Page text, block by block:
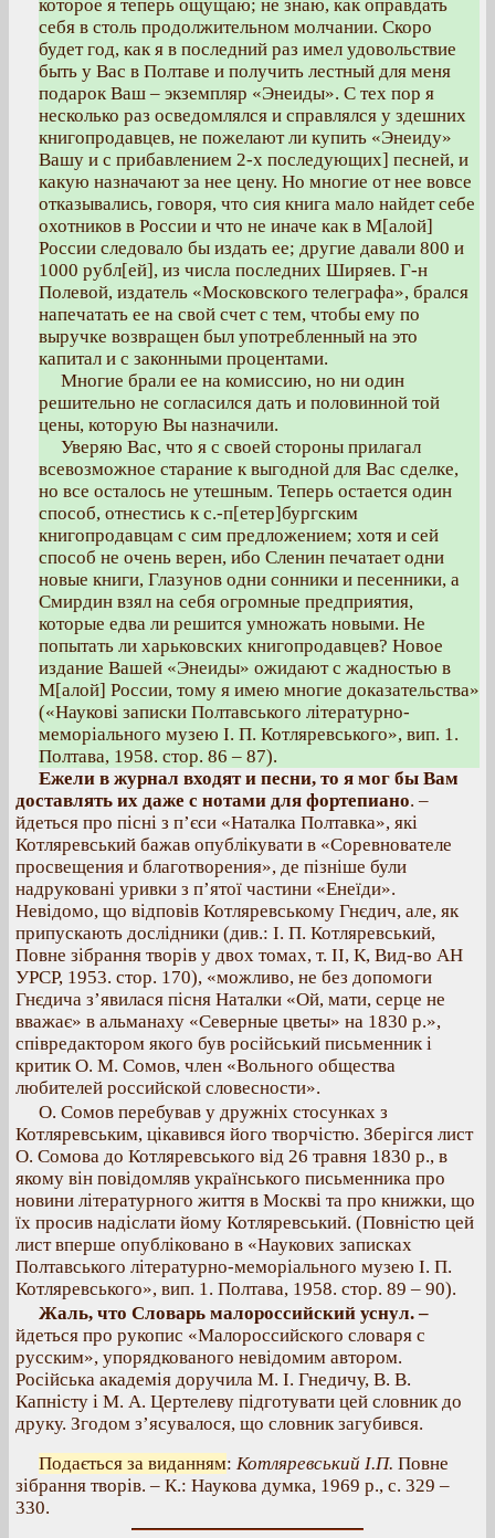
которое я теперь ощущаю; не знаю, как оправдать
себя в столь продолжительном молчании. Скоро
будет год, как я в последний раз имел удовольствие
быть у Вас в Полтаве и получить лестный для меня
подарок Ваш – экземпляр «Энеиды». С тех пор я
несколько раз осведомлялся и справлялся у здешних
книгопродавцев, не пожелают ли купить «Энеиду»
Вашу и с прибавлением 2-х последующих] песней, и
какую назначают за нее цену. Но многие от нее вовсе
отказывались, говоря, что сия книга мало найдет себе
охотников в России и что не иначе как в М[алой]
России следовало бы издать ее; другие давали 800 и
1000 рубл[ей], из числа последних Ширяев. Г-н
Полевой, издатель «Московского телеграфа», брался
напечатать ее на свой счет с тем, чтобы ему по
выручке возвращен был употребленный на это
капитал и с законными процентами.
Многие брали ее на комиссию, но ни один
решительно не согласился дать и половинной той
цены, которую Вы назначили.
Уверяю Вас, что я с своей стороны прилагал
всевозможное старание к выгодной для Вас сделке,
но все осталось не утешным. Теперь остается один
способ, отнестись к с.-п[етер]бургским
книгопродавцам с сим предложением; хотя и сей
способ не очень верен, ибо Сленин печатает одни
новые книги, Глазунов одни сонники и песенники, а
Смирдин взял на себя огромные предприятия,
которые едва ли решится умножать новыми. Не
попытать ли харьковских книгопродавцев? Новое
издание Вашей «Энеиды» ожидают с жадностью в
М[алой] России, тому я имею многие доказательства»
(«Наукові записки Полтавського літературно-
меморіального музею I. П. Котляревського», вип. 1.
Полтава, 1958. стор. 86 – 87).
Ежели в журнал входят и песни, то я мог бы Вам
доставлять их даже с нотами для фортепиано. –
йдеться про пісні з п’єси «Наталка Полтавка», які
Котляревський бажав опублікувати в «Соревнователе
просвещения и благотворения», де пізніше були
надруковані уривки з п’ятої частини «Енеїди».
Невідомо, що відповів Котляревському Гнєдич, але, як
припускають дослідники (див.: І. П. Котляревський,
Повне зібрання творів у двох томах, т. II, К, Вид-во АН
УРСР, 1953. стор. 170), «можливо, не без допомоги
Гнєдича з’явилася пісня Наталки «Ой, мати, серце не
вважає» в альманаху «Северные цветы» на 1830 р.»,
співредактором якого був російський письменник і
критик О. М. Сомов, член «Вольного общества
любителей российской словесности».
О. Сомов перебував у дружніх стосунках з
Котляревським, цікавився його творчістю. Зберігся лист
О. Сомова до Котляревського від 26 травня 1830 р., в
якому він повідомляв українського письменника про
новини літературного життя в Москві та про книжки, що
їх просив надіслати йому Котляревський. (Повністю цей
лист вперше опубліковано в «Наукових записках
Полтавського літературно-меморіального музею І. П.
Котляревського», вип. 1. Полтава, 1958. стор. 89 – 90).
Жаль, что Словарь малороссийский уснул. –
йдеться про рукопис «Малороссийского словаря с
русским», упорядкованого невідомим автором.
Російська академія доручила М. І. Гнедичу, В. В.
Капністу і М. А. Цертелеву підготувати цей словник до
друку. Згодом з’ясувалося, що словник загубився.
Подається за виданням: Котляревський І.П. Повне
зібрання творів. – К.: Наукова думка, 1969 р., с. 329 –
330.